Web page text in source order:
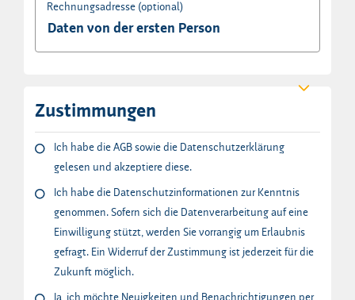
Rechnungsadresse (optional)
Zustimmungen
Ich habe die AGB sowie die Datenschutzerklärung
gelesen und akzeptiere diese.
Ich habe die Datenschutzinformationen zur Kenntnis
genommen. Sofern sich die Datenverarbeitung auf eine
Einwilligung stützt, werden Sie vorrangig um Erlaubnis
gefragt. Ein Widerruf der Zustimmung ist jederzeit für die
Zukunft möglich.
Ja, ich möchte Neuigkeiten und Benachrichtigungen per